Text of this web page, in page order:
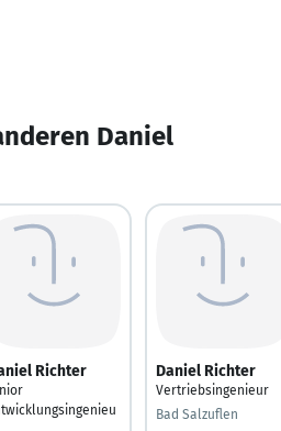
Daniel
Richter Daniel Richter
Vertriebsingenieur
Bad Salzuflen